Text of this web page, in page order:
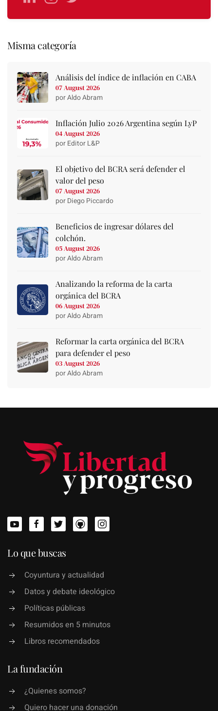
Misma categoría
Análisis del índice de inflación en CABA
07 August 2026
por Aldo Abram
Inflación Julio 2026 Argentina según LyP
04 August 2026
por Editor L&P
El objetivo del BCRA será defender el
valor del peso
07 August 2026
por Diego Piccardo
Beneficios de ingresar dólares del
colchón.
05 August 2026
por Aldo Abram
Analizando la reforma de la carta
orgánica del BCRA
06 August 2026
por Aldo Abram
Reformar la carta orgánica del BCRA
para defender el peso
03 August 2026
por Aldo Abram
Lo que buscas
Coyuntura y actualidad
Datos y debate ideológico
Políticas públicas
Resumidos en 5 minutos
Libros recomendados
La fundación
¿Quienes somos?
Quiero hacer una donación